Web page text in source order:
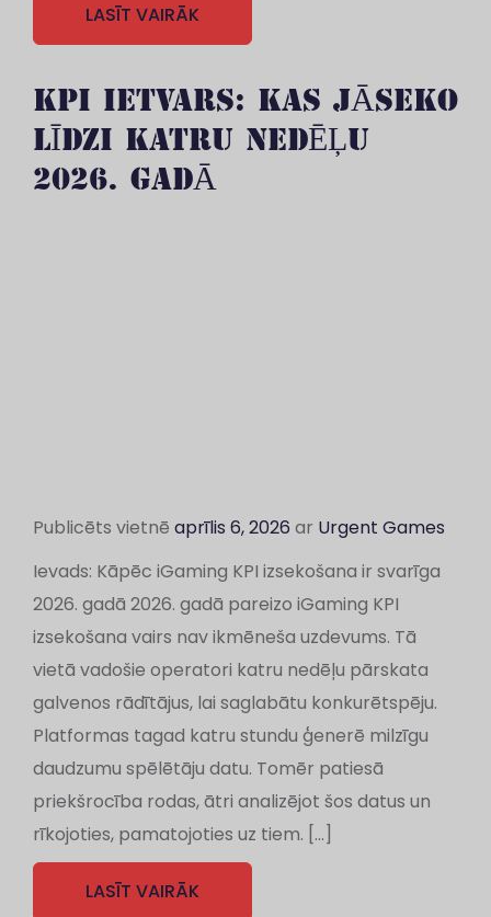
LASĪT VAIRĀK
KPI IETVARS: KAS JĀSEKO
LĪDZI KATRU NEDĒĻU
2026. GADĀ
Publicēts vietnē aprīlis 6, 2026 ar Urgent Games
Ievads: Kāpēc iGaming KPI izsekošana ir svarīga
2026. gadā 2026. gadā pareizo iGaming KPI
izsekošana vairs nav ikmēneša uzdevums. Tā
vietā vadošie operatori katru nedēļu pārskata
galvenos rādītājus, lai saglabātu konkurētspēju.
Platformas tagad katru stundu ģenerē milzīgu
daudzumu spēlētāju datu. Tomēr patiesā
priekšrocība rodas, ātri analizējot šos datus un
rīkojoties, pamatojoties uz tiem. […]
LASĪT VAIRĀK